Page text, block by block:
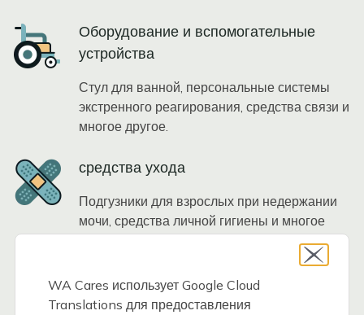
Icon
Оборудование и вспомогательные
устройства
Стул для ванной, персональные системы
экстренного реагирования, средства связи и
многое другое.
Icon средства ухода
Подгузники для взрослых при недержании
мочи, средства личной гигиены и многое
Услуги поддержки и обучения для лиц,
осуществляющих уход.
WA Cares использует Google Cloud
Translations для предоставления